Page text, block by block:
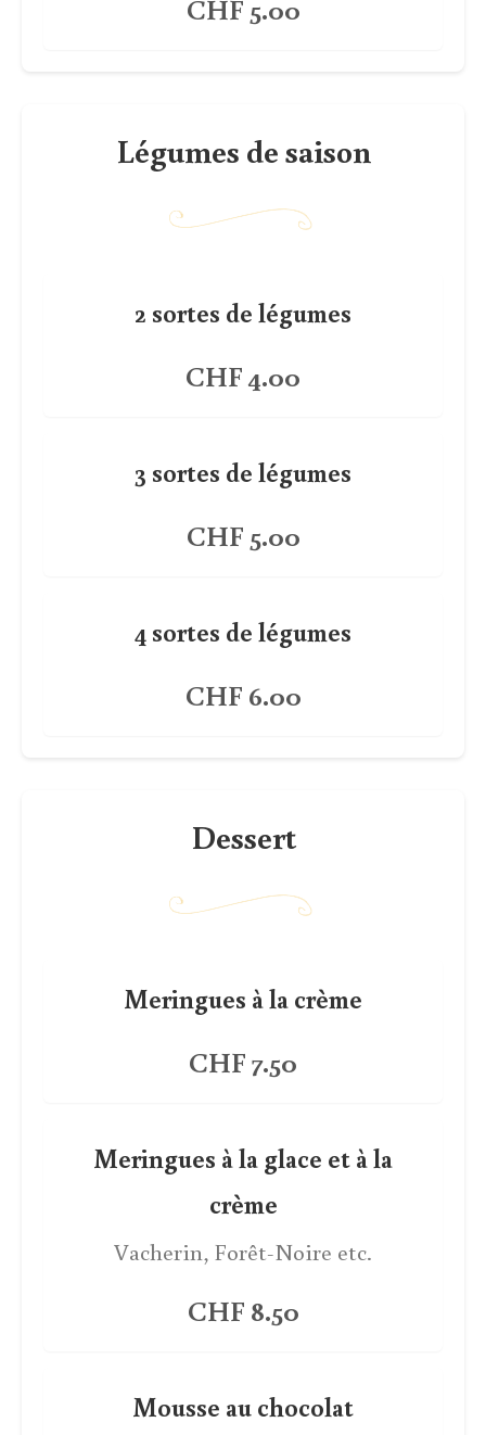
CHF 5.00
Légumes de saison
2 sortes de légumes
CHF 4.00
3 sortes de légumes
CHF 5.00
4 sortes de légumes
CHF 6.00
Dessert
Meringues à la crème
CHF 7.50
Meringues à la glace et à la
crème
Vacherin, Forêt-Noire etc.
CHF 8.50
Mousse au chocolat